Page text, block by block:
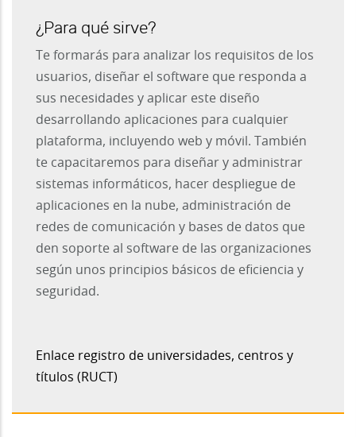
¿Para qué sirve?
Te formarás para analizar los requisitos de los
usuarios, diseñar el software que responda a
sus necesidades y aplicar este diseño
desarrollando aplicaciones para cualquier
plataforma, incluyendo web y móvil. También
te capacitaremos para diseñar y administrar
sistemas informáticos, hacer despliegue de
aplicaciones en la nube, administración de
redes de comunicación y bases de datos que
den soporte al software de las organizaciones
según unos principios básicos de eficiencia y
seguridad.
Enlace registro de universidades, centros y
títulos (RUCT)